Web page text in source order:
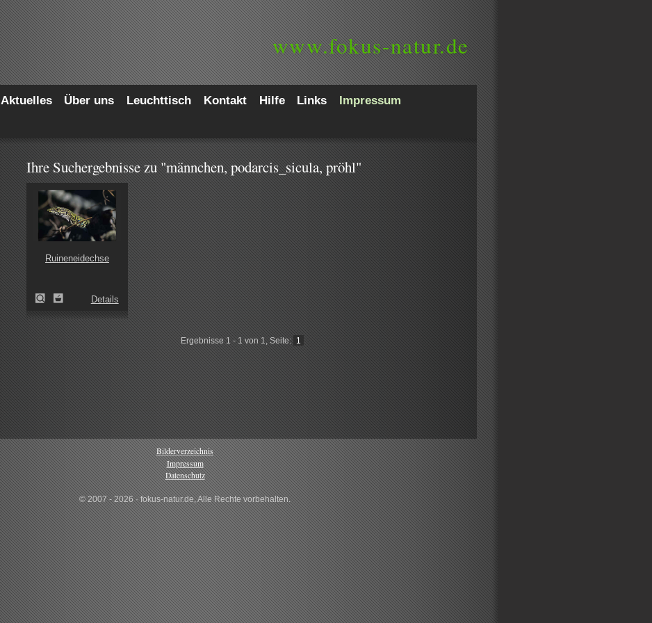
www.fokus-natur.de
Aktuelles Über uns Leuchttisch Kontakt Hilfe Links
Impressum
Ihre Suchergebnisse zu "männchen, podarcis_sicula, pröhl"
Ruineneidechse
Details
Ergebnisse 1 - 1 von 1, Seite: 1
Bilderverzeichnis
Impressum
Datenschutz
© 2007 - 2026 · fokus-natur.de, Alle Rechte vorbehalten.